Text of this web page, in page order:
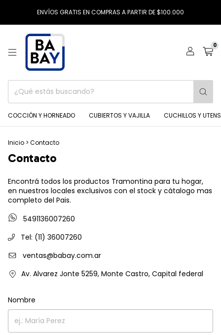
ENVÍOS GRATIS EN COMPRAS A PARTIR DE $100.000
0
COCCIÓN Y HORNEADO CUBIERTOS Y VAJILLA CUCHILLOS Y
Inicio > Contacto
Contacto
Encontrá todos los productos Tramontina para tu hogar,
en nuestros locales exclusivos con el stock y cátalogo mas
completo del Pais.
5491136007260
Tel: (11) 36007260
ventas@babay.com.ar
Av. Alvarez Jonte 5259, Monte Castro, Capital federal
Nombre